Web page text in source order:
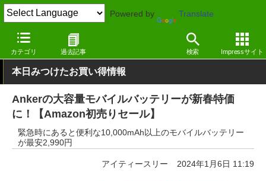
Powered by Translate
カテゴリ 過去記事 検索 Impressサイト
窓の杜 システム・ファイル その他
本日みつけたお買い得情報
Ankerの大容量モバイルバッテリーが新春特価
に！【Amazon初売りセール】
緊急時にあると便利な10,000mAh以上のモバイルバッテリー
が最安2,990円
アイティースリー 2024年1月6日 11:19